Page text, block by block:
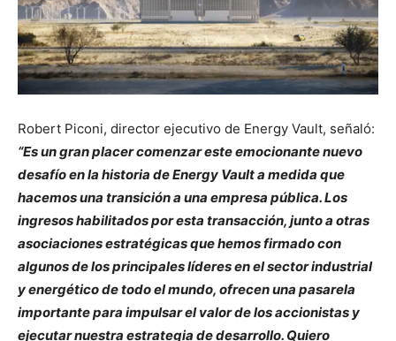
Robert Piconi, director ejecutivo de Energy Vault, señaló:
“Es un gran placer comenzar este emocionante nuevo
desafío en la historia de Energy Vault a medida que
hacemos una transición a una empresa pública. Los
ingresos habilitados por esta transacción, junto a otras
asociaciones estratégicas que hemos firmado con
algunos de los principales líderes en el sector industrial
y energético de todo el mundo, ofrecen una pasarela
importante para impulsar el valor de los accionistas y
ejecutar nuestra estrategia de desarrollo. Quiero